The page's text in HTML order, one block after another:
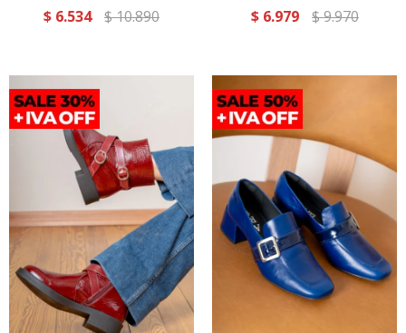
$ 6.534 $10.890 $ 6.979 $9.970